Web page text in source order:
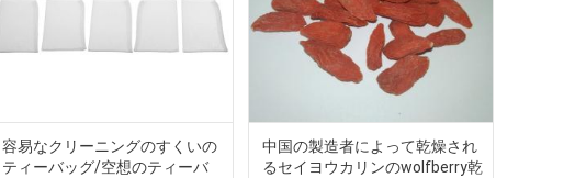
容易なクリーニングのすくいの
ティーバッグ/空想のティーバ
中国の製造者によって乾燥され
るセイヨウカリンのwolfberry乾